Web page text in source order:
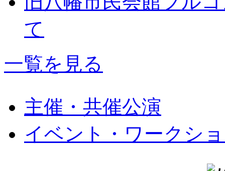
て
一覧を見る
主催・共催公演
イベント・ワークシ